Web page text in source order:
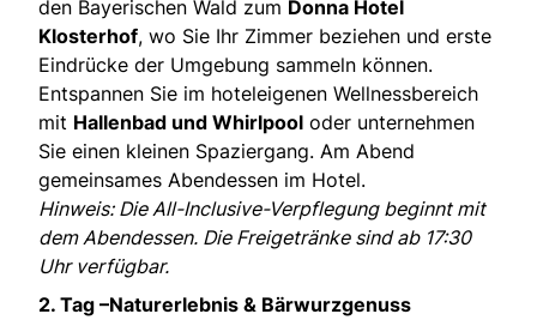
den Bayerischen Wald zum Donna Hotel
Klosterhof, wo Sie Ihr Zimmer beziehen und erste
Eindrücke der Umgebung sammeln können.
Entspannen Sie im hoteleigenen Wellnessbereich
mit Hallenbad und Whirlpool oder unternehmen
Sie einen kleinen Spaziergang. Am Abend
gemeinsames Abendessen im Hotel.
Hinweis: Die All-Inclusive-Verpflegung beginnt mit
dem Abendessen. Die Freigetränke sind ab 17:30
Uhr verfügbar.
2. Tag –Naturerlebnis & Bärwurzgenuss